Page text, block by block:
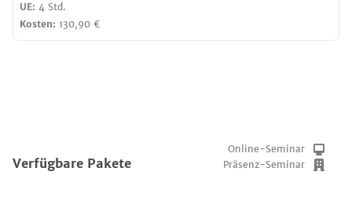
UE: 4 Std.
Kosten: 130,90 €
Verfügbare Pakete
Online-Seminar
Präsenz-Seminar